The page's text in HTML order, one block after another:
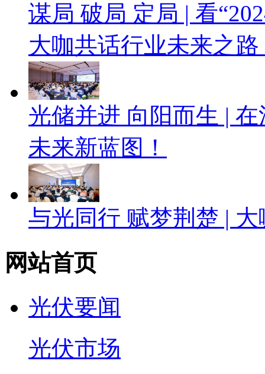
谋局 破局 定局 | 看
大咖共话行业未来之路
光储并进 向阳而生 |
未来新蓝图！
与光同行 赋梦荆楚 |
网站首页
光伏要闻
光伏市场